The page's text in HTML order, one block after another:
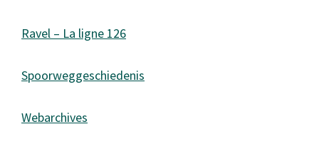
Ravel – La ligne 126
Spoorweggeschiedenis
Webarchives